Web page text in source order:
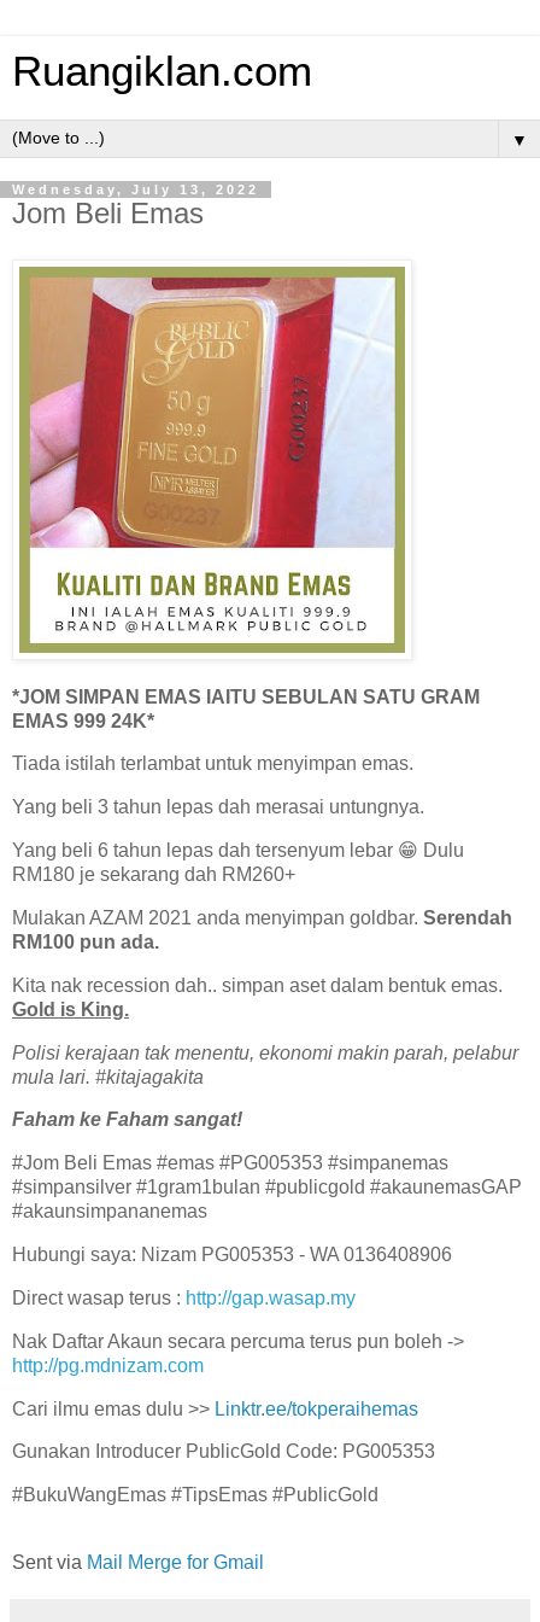
Ruangiklan.com
▼
Wednesday, July 13, 2022
Jom Beli Emas
*JOM SIMPAN EMAS IAITU SEBULAN SATU GRAM
EMAS 999 24K*
Tiada istilah terlambat untuk menyimpan emas.
Yang beli 3 tahun lepas dah merasai untungnya.
Yang beli 6 tahun lepas dah tersenyum lebar 😁 Dulu
RM180 je sekarang dah RM260+
Mulakan AZAM 2021 anda menyimpan goldbar. Serendah
RM100 pun ada.
Kita nak recession dah.. simpan aset dalam bentuk emas.
Gold is King.
Polisi kerajaan tak menentu, ekonomi makin parah, pelabur
mula lari. #kitajagakita
Faham ke Faham sangat!
#Jom Beli Emas #emas #PG005353 #simpanemas
#simpansilver #1gram1bulan #publicgold #akaunemasGAP
#akaunsimpananemas
Hubungi saya: Nizam PG005353 - WA 0136408906
Direct wasap terus : http://gap.wasap.my
Nak Daftar Akaun secara percuma terus pun boleh ->
http://pg.mdnizam.com
Cari ilmu emas dulu >> Linktr.ee/tokperaihemas
Gunakan Introducer PublicGold Code: PG005353
#BukuWangEmas #TipsEmas #PublicGold
Sent via Mail Merge for Gmail